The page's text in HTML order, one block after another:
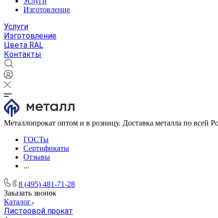
Изготовление
Услуги
Изготовление
Цвета RAL
Контакты
Металлопрокат оптом и в розницу. Доставка металла по всей
ГОСТы
Сертификаты
Отзывы
...
8 (495) 481-71-28
Заказать звонок
Каталог
Листоовой прокат